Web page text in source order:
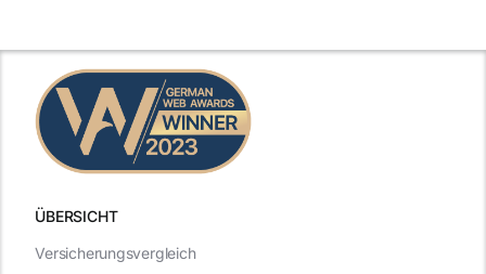
ÜBERSICHT
Versicherungsvergleich